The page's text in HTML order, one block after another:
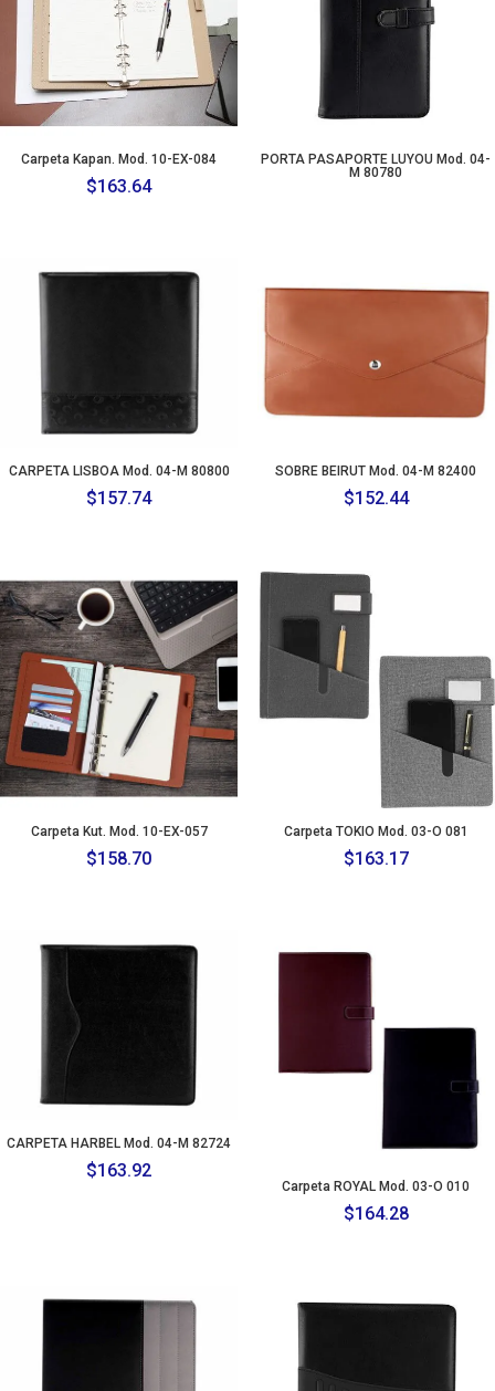
Carpeta Kapan. Mod. 10-EX-084
$163.64
PORTA PASAPORTE LUYOU Mod. 04-
M 80780
CARPETA LISBOA Mod. 04-M 80800
$157.74
SOBRE BEIRUT Mod. 04-M 82400
$152.44
Carpeta Kut. Mod. 10-EX-057
$158.70
Carpeta TOKIO Mod. 03-O 081
$163.17
CARPETA HARBEL Mod. 04-M 82724
$163.92
Carpeta ROYAL Mod. 03-O 010
$164.28